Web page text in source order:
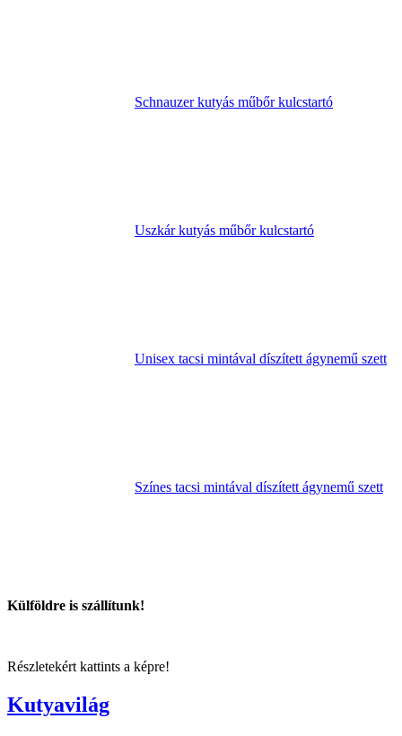
Schnauzer kutyás műbőr kulcstartó
Uszkár kutyás műbőr kulcstartó
Unisex tacsi mintával díszített ágynemű szett
Színes tacsi mintával díszített ágynemű szett
Külföldre is szállítunk!
Részletekért kattints a képre!
Kutyavilág